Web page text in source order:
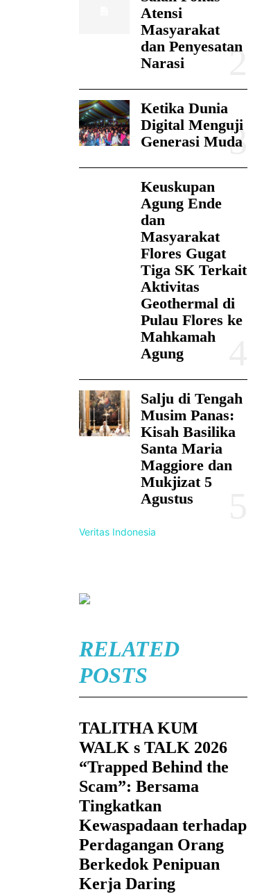
Atensi
Masyarakat
dan Penyesatan
Narasi
Ketika Dunia
Digital Menguji
Generasi Muda
Keuskupan
Agung Ende
dan
Masyarakat
Flores Gugat
Tiga SK Terkait
Aktivitas
Geothermal di
Pulau Flores ke
Mahkamah
Agung
Salju di Tengah
Musim Panas:
Kisah Basilika
Santa Maria
Maggiore dan
Mukjizat 5
Agustus
Veritas Indonesia
RELATED
POSTS
TALITHA KUM
WALK s TALK 2026
“Trapped Behind the
Scam”: Bersama
Tingkatkan
Kewaspadaan terhadap
Perdagangan Orang
Berkedok Penipuan
Kerja Daring